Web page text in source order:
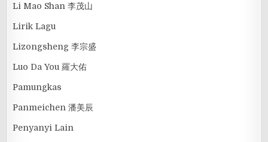
Li Mao Shan 李茂山
Lirik Lagu
Lizongsheng 李宗盛
Luo Da You 羅大佑
Pamungkas
Panmeichen 潘美辰
Penyanyi Lain